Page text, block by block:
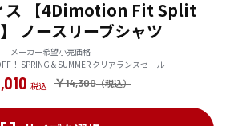
ス 【4Dimotion Fit Split
ノースリーブシャツ
メーカー希望小売価格
！ SPRING & SUMMER クリアランスセール
￥14,300